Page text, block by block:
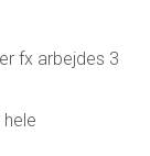
fx arbejdes 3